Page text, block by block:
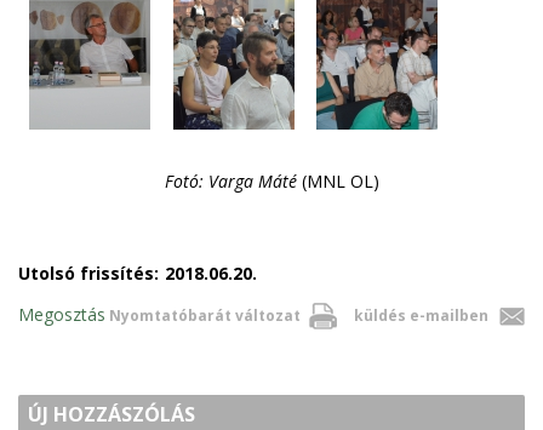
Fotó: Varga Máté (MNL OL)
Utolsó frissítés: 2018.06.20.
Nyomtatóbarát változat küldés e-mailben
Megosztás
ÚJ HOZZÁSZÓLÁS